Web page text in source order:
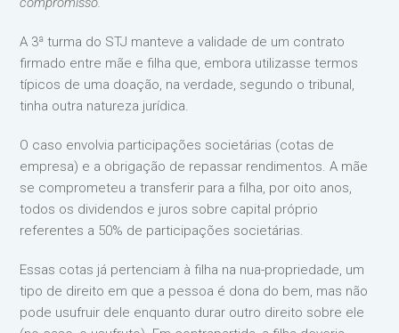
A 3ª turma do STJ manteve a validade de um contrato
firmado entre mãe e filha que, embora utilizasse termos
típicos de uma doação, na verdade, segundo o tribunal,
tinha outra natureza jurídica.
O caso envolvia participações societárias (cotas de
empresa) e a obrigação de repassar rendimentos. A mãe
se comprometeu a transferir para a filha, por oito anos,
todos os dividendos e juros sobre capital próprio
referentes a 50% de participações societárias.
Essas cotas já pertenciam à filha na nua-propriedade, um
tipo de direito em que a pessoa é dona do bem, mas não
pode usufruir dele enquanto durar outro direito sobre ele